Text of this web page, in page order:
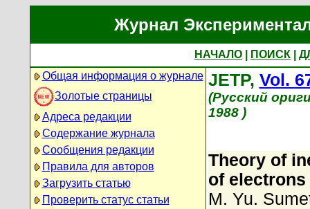
Журнал
НАЧАЛО ПОИСК
Общая информация о журнале
Золотые страницы
Адреса редакции
Содержание журнала
Сообщения редакции
Правила для авторов
Загрузить статью
Проверить статус статьи
JETP, Vol.
(Русский
1988 )
Theory of
of electrons
M. Yu.